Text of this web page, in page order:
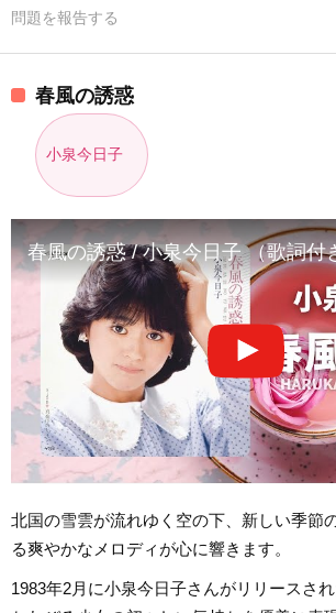
問題を報告する
春風の誘惑
小泉今日子
春風の誘惑 / 小泉今日子 （歌詞付
北国の雪雲が流れゆく空の下、新しい季節
る爽やかなメロディが心に響きます。
1983年2月に小泉今日子さんがリリースさ